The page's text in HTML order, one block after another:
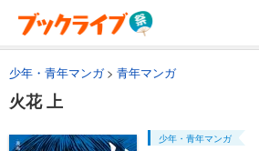
少年・青年マンガ 青年マンガ
火花 上
少年・青年マンガ